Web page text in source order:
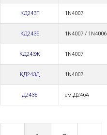
КД243Г 1N4007
КД243Е 1N4007 / 1N4006
КД243Ж 1N4007
КД243Д 1N4007
Д243Б см.Д246А